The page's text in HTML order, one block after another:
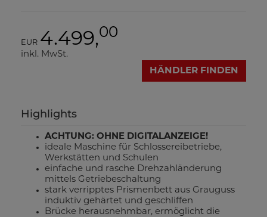
EUR 4.499,00
inkl. MwSt.
HÄNDLER FINDEN
Highlights
ACHTUNG: OHNE DIGITALANZEIGE!
ideale Maschine für Schlossereibetriebe,
Werkstätten und Schulen
einfache und rasche Drehzahländerung
mittels Getriebeschaltung
stark verripptes Prismenbett aus Grauguss
induktiv gehärtet und geschliffen
Brücke herausnehmbar, ermöglicht die